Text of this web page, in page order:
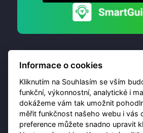
© 2026 Destinační portál provozuje
příspěvková organizace. Všechna
Informace o cookies
Kliknutím na Souhlasím se vším
funkční, výkonnostní, analytické i
dokážeme vám tak umožnit
měřit funkčnost našeho webu i vás
preference můžete snadno upravit